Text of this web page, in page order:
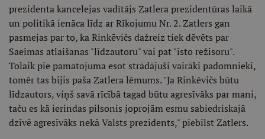
prezidenta kancelejas vadītājs Zatlera prezidentūras laikā
un politikā ienāca līdz ar Rīkojumu Nr. 2. Zatlers gan
pasmejas par to, ka Rinkēvičs dažreiz tiek dēvēts par
Saeimas atlaišanas "līdzautoru" vai pat "īsto režisoru".
Tolaik pie pamatojuma esot strādājuši vairāki padomnieki,
tomēr tas bijis paša Zatlera lēmums. "Ja Rinkēvičs būtu
līdzautors, viņš savā rīcībā tagad būtu agresīvāks par mani,
taču es kā ierindas pilsonis joprojām esmu sabiedriskajā
dzīvē agresīvāks nekā Valsts prezidents," piebilst Zatlers.